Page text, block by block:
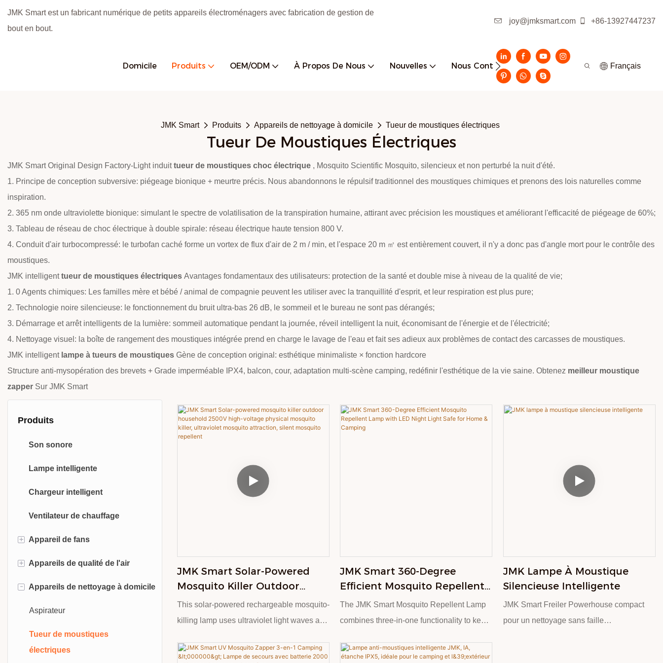
JMK Smart est un fabricant numérique de petits appareils électroménagers avec fabrication de gestion de
bout en bout.
joy@jmksmart.com +86-13927447237
Domicile Produits OEM/ODM À Propos De Nous Nouvelles Nous Contacter Français
JMK Smart Produits Appareils de nettoyage à domicile Tueur de moustiques électriques
Tueur De Moustiques Électriques
JMK Smart Original Design Factory-Light induittueur de moustiques choc électrique , Mosquito Scientific Mosquito, silencieux et non perturbé la nuit d'été.
1. Principe de conception subversive: piégeage bionique + meurtre précis. Nous abandonnons le répulsif traditionnel des moustiques chimiques et prenons des lois naturelles comme
inspiration.
2. 365 nm onde ultraviolette bionique: simulant le spectre de volatilisation de la transpiration humaine, attirant avec précision les moustiques et améliorant l'efficacité de piégeage de 60%;
3. Tableau de réseau de choc électrique à double spirale: réseau électrique haute tension 800 V.
4. Conduit d'air turbocompressé: le turbofan caché forme un vortex de flux d'air de 2 m / min, et l'espace 20 m ㎡ est entièrement couvert, il n'y a donc pas d'angle mort pour le contrôle des
moustiques.
JMK intelligenttueur de moustiques électriques Avantages fondamentaux des utilisateurs: protection de la santé et double mise à niveau de la qualité de vie;
1. 0 Agents chimiques: Les familles mère et bébé / animal de compagnie peuvent les utiliser avec la tranquillité d'esprit, et leur respiration est plus pure;
2. Technologie noire silencieuse: le fonctionnement du bruit ultra-bas 26 dB, le sommeil et le bureau ne sont pas dérangés;
3. Démarrage et arrêt intelligents de la lumière: sommeil automatique pendant la journée, réveil intelligent la nuit, économisant de l'énergie et de l'électricité;
4. Nettoyage visuel: la boîte de rangement des moustiques intégrée prend en charge le lavage de l'eau et fait ses adieux aux problèmes de contact des carcasses de moustiques.
JMK intelligent lampe à tueurs de moustiques Gène de conception original: esthétique minimaliste × fonction hardcore
Structure anti-mysopération des brevets + Grade imperméable IPX4, balcon, cour, adaptation multi-scène camping, redéfinir l'esthétique de la vie saine. Obtenez meilleur moustique
zapper Sur JMK Smart
Produits
Son sonore
Lampe intelligente
Chargeur intelligent
Ventilateur de chauffage
+ Appareil de fans
Ventilateur de cou portable
Ventilateur
Ventilateur de bureau
Ventilateur de camping en plein
air
+ Appareils de qualité de l'air
Purificateur d'air
Diffuseur de parfum
Déshumidificateur
- Appareils de nettoyage à domicile
Aspirateur
Tueur de moustiques
électriques
JMK Smart Solar-Powered
Mosquito Killer Outdoor
Household 2500V High-
Voltage Physical Mosquito
Attraction, Silent Mosquito
Repellent
This solar-powered rechargeable mosquito-
killing lamp uses ultraviolet light waves and
mosquitoes. Combined with a 2500V high-
JMK Smart 360-Degree
Efficient Mosquito Repellent
Lamp With LED Night Light
Safe For Home & Camping
The JMK Smart Mosquito Repellent Lamp
combines three-in-one functionality to keep
free. Designed for both indoor and outdoor
JMK Lampe À Moustique
Silencieuse Intelligente
JMK Smart Freiler Powerhouse compact
pour un nettoyage sans faille